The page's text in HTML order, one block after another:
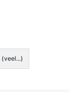
(veel...)